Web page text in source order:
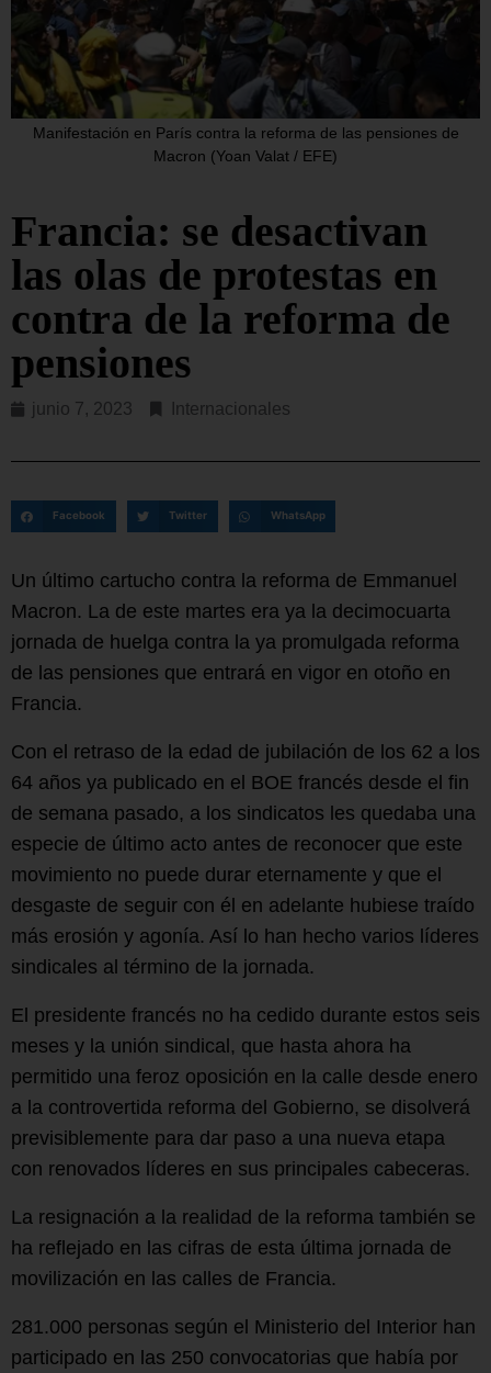
Manifestación en París contra la reforma de las pensiones de
Macron (Yoan Valat / EFE)
Francia: se desactivan
las olas de protestas en
contra de la reforma de
pensiones
junio 7, 2023 Internacionales
Facebook Twitter WhatsApp
Un último cartucho contra la reforma de Emmanuel
Macron. La de este martes era ya la decimocuarta
jornada de huelga contra la ya promulgada reforma
de las pensiones que entrará en vigor en otoño en
Francia.
Con el retraso de la edad de jubilación de los 62 a los
64 años ya publicado en el BOE francés desde el fin
de semana pasado, a los sindicatos les quedaba una
especie de último acto antes de reconocer que este
movimiento no puede durar eternamente y que el
desgaste de seguir con él en adelante hubiese traído
más erosión y agonía. Así lo han hecho varios líderes
sindicales al término de la jornada.
El presidente francés no ha cedido durante estos seis
meses y la unión sindical, que hasta ahora ha
permitido una feroz oposición en la calle desde enero
a la controvertida reforma del Gobierno, se disolverá
previsiblemente para dar paso a una nueva etapa
con renovados líderes en sus principales cabeceras.
La resignación a la realidad de la reforma también se
ha reflejado en las cifras de esta última jornada de
movilización en las calles de Francia.
281.000 personas según el Ministerio del Interior han
participado en las 250 convocatorias que había por